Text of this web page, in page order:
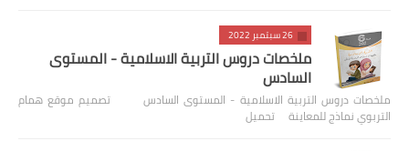
26 سبتمبر 2022
ملخصات دروس التربية الاسلامية - المستوى
السادس
ملخصات دروس التربية الاسلامية - المستوى السادس تصميم موقع همام
التربوي نماذج للمعاينة تحميل